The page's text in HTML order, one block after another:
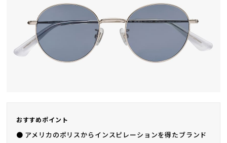
おすすめポイント
● アメリカのポリスからインスピレーションを得たブランド